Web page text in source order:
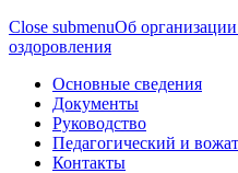
Close submenuОб
оздоровления
Основные сведения
Документы
Руководство
Педагогический и
Контакты